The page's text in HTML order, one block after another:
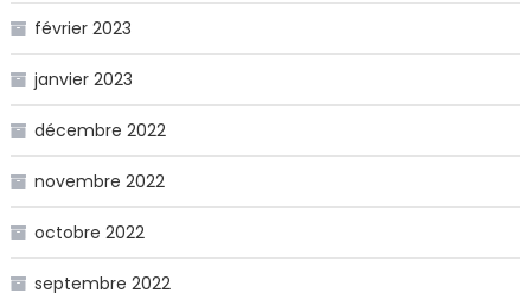
février 2023
janvier 2023
décembre 2022
novembre 2022
octobre 2022
septembre 2022